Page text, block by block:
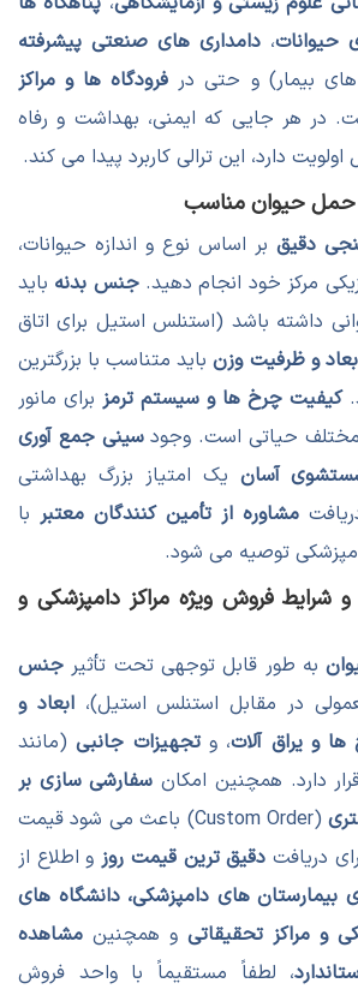
حیوانات، دامداری های صنعتی پیشرفته
بیمار) و حتی در فرودگاه ها و مراکز
در هر جایی که ایمنی، بهداشت و رفاه
دارد، این ترالی کاربرد پیدا می کند.
حمل حیوان مناسب
دقیق بر اساس نوع و اندازه حیوانات،
مرکز خود انجام دهید.جنس بدنه باید
داشته باشد (استنلس استیل برای اتاق
و ظرفیت وزنباید متناسب با بزرگترین
کیفیت چرخ ها و سیستم ترمز برای مانور
مختلف حیاتی است. وجودسینی جمع آوری
آسان یک امتیاز بزرگ بهداشتی
مشاوره از تأمین کنندگان معتبر با
توصیه می شود.
شرایط فروش ویژه مراکز دامپزشکی و
به طور قابل توجهی تحت تأثیر جنس
در مقابل استنلس استیل)،ابعاد و
و یراق آلات، وتجهیزات جانبی(مانند
سفارشی سازی بر
(Custom Order) باعث می شود قیمت
دریافت دقیق ترین قیمت روزو اطلاع از
بیمارستان های دامپزشکی، دانشگاه های
و مراکز تحقیقاتی و همچنین مشاهده
، لطفاً مستقیماً با واحد فروش